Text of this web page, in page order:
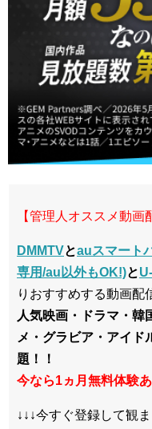
【管理人オススメ動画
DMMTVとauスマート
専用/au以外もOK!)と
りおすすめする動画配
人気映画・ドラマ・韓
メ・グラビア・アイド
題！！
今なら1ヵ月無料体験あ
↓↓↓今すぐ登録して観